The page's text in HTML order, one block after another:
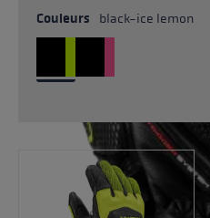
Couleurs black-ice lemon